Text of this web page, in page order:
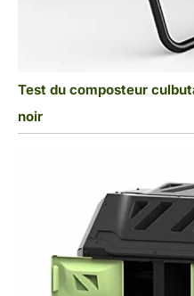
Test du composteur
noir